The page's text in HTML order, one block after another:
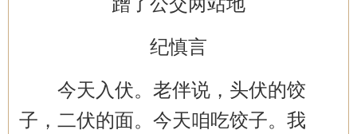
纪慎言
今天入伏。老伴说，头伏的饺
子，二伏的面。今天咱吃饺子。我